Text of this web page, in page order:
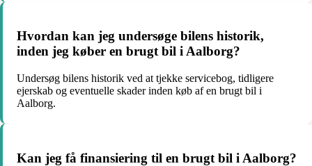
Hvordan kan jeg undersøge bilens historik,
inden jeg køber en brugt bil i Aalborg?
Undersøg bilens historik ved at tjekke servicebog, tidligere
ejerskab og eventuelle skader inden køb af en brugt bil i
Aalborg.
Kan jeg få finansiering til en brugt bil i Aalborg?